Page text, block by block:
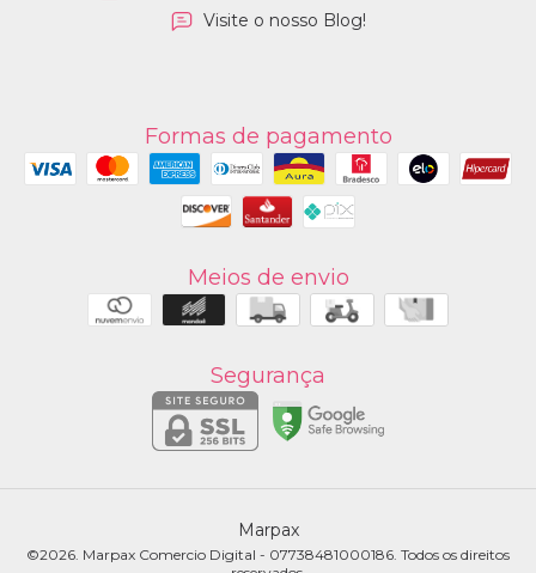
Visite o nosso Blog!
Formas de pagamento
Meios de envio
Segurança
Marpax
©2026. Marpax Comercio Digital - 07738481000186. Todos os direitos